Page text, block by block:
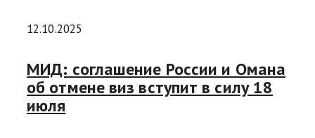
12.10.2025
МИД: соглашение России и Омана
об отмене виз вступит в силу 18
июля